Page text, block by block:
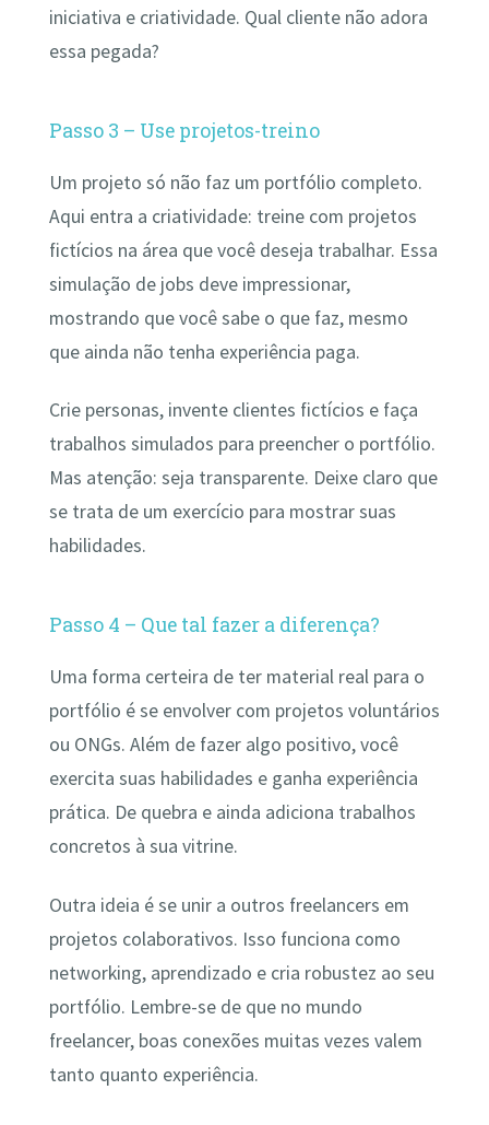
iniciativa e criatividade. Qual cliente não adora
essa pegada?
Passo 3 – Use projetos-treino
Um projeto só não faz um portfólio completo.
Aqui entra a criatividade: treine com projetos
fictícios na área que você deseja trabalhar. Essa
simulação de jobs deve impressionar,
mostrando que você sabe o que faz, mesmo
que ainda não tenha experiência paga.
Crie personas, invente clientes fictícios e faça
trabalhos simulados para preencher o portfólio.
Mas atenção: seja transparente. Deixe claro que
se trata de um exercício para mostrar suas
habilidades.
Passo 4 – Que tal fazer a diferença?
Uma forma certeira de ter material real para o
portfólio é se envolver com projetos voluntários
ou ONGs. Além de fazer algo positivo, você
exercita suas habilidades e ganha experiência
prática. De quebra e ainda adiciona trabalhos
concretos à sua vitrine.
Outra ideia é se unir a outros freelancers em
projetos colaborativos. Isso funciona como
networking, aprendizado e cria robustez ao seu
portfólio. Lembre-se de que no mundo
freelancer, boas conexões muitas vezes valem
tanto quanto experiência.